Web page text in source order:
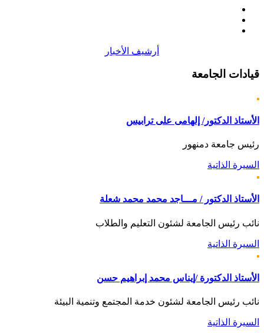
أرشيف الأخبار
قيادات الجامعة
الأستاذ الدكتور/ إلهامى على ترابيس
رئيس جامعة دمنهور
السيرة الذاتية
الأستاذ الدكتور / مـــاجد محمد محمد شعلة
نائب رئيس الجامعة لشئون التعليم والطلاب
السيرة الذاتية
الأستاذ الدكتورة /إيناس محمد إبراهيم حسن
نائب رئيس الجامعة لشئون خدمة المجتمع وتنمية البيئة
السيرة الذاتية